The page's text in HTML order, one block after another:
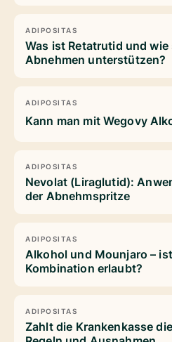
ADIPOSITAS
Was ist Retatrutid und wie
Abnehmen unterstützen?
ADIPOSITAS
Kann man mit Wegovy
ADIPOSITAS
Nevolat (Liraglutid):
der Abnehmspritze
ADIPOSITAS
Alkohol und Mounjaro –
Kombination erlaubt?
ADIPOSITAS
Zahlt die Krankenkasse